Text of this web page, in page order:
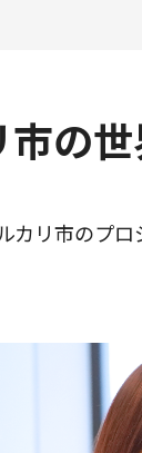
の
カリ市のプ